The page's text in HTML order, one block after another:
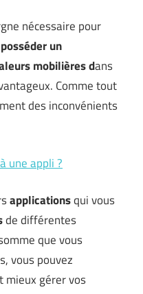
nécessaire pour
posséder un
mobilières dans
Comme tout
des inconvénients
une appli ?
applicationsqui vous
de différentes
que vous
vous pouvez
mieux gérer vos